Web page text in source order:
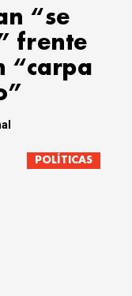
“se
frente
“carpa
POLÍTICAS